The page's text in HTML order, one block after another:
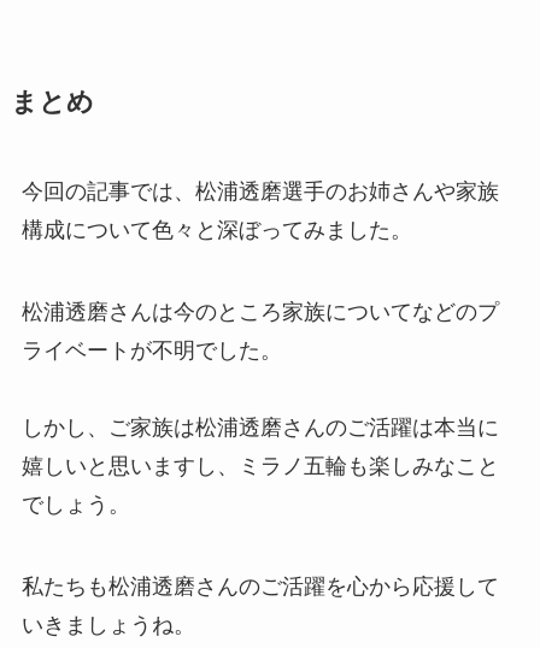
まとめ
今回の記事では、松浦透磨選手のお姉さんや家族
構成について色々と深ぼってみました。
松浦透磨さんは今のところ家族についてなどのプ
ライベートが不明でした。
しかし、ご家族は松浦透磨さんのご活躍は本当に
嬉しいと思いますし、ミラノ五輪も楽しみなこと
でしょう。
私たちも松浦透磨さんのご活躍を心から応援して
いきましょうね。